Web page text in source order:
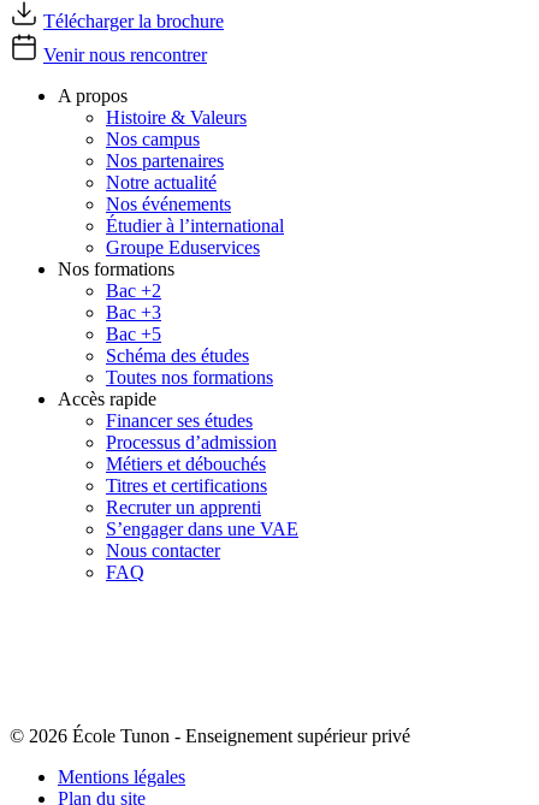
Télécharger la brochure
Venir nous rencontrer
A propos
Histoire & Valeurs
Nos campus
Nos partenaires
Notre actualité
Nos événements
Étudier à l’international
Groupe Eduservices
Nos formations
Bac +2
Bac +3
Bac +5
Schéma des études
Toutes nos formations
Accès rapide
Financer ses études
Processus d’admission
Métiers et débouchés
Titres et certifications
Recruter un apprenti
S’engager dans une VAE
Nous contacter
FAQ
© 2026 École Tunon - Enseignement supérieur privé
Mentions légales
Plan du site